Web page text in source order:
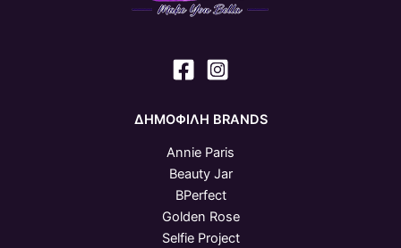
ΔΗΜΟΦΙΛΗ BRANDS
Annie Paris
Beauty Jar
BPerfect
Golden Rose
Selfie Project